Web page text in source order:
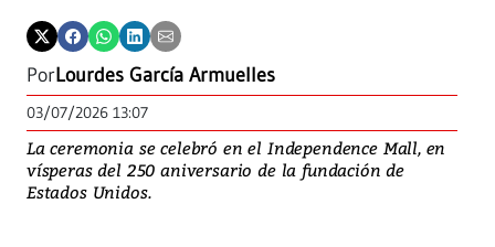
PorLourdes García Armuelles
03/07/2026 13:07
La ceremonia se celebró en el Independence Mall, en
vísperas del 250 aniversario de la fundación de
Estados Unidos.